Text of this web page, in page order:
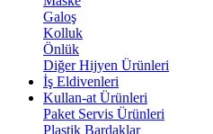
Galoş
Kolluk
Önlük
Diğer Hijyen Ürünleri
İş Eldivenleri
Kullan-at Ürünleri
Paket Servis Ürünleri
Plastik Bardaklar